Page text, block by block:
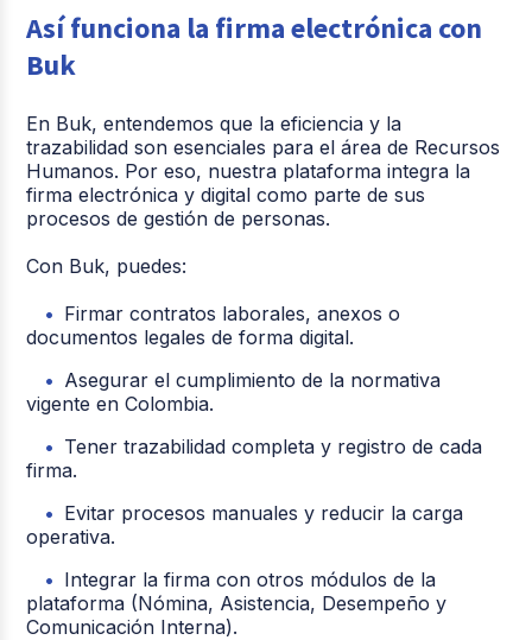
Así funciona la firma electrónica con
Buk
En Buk, entendemos que la eficiencia y la
trazabilidad son esenciales para el área de Recursos
Humanos. Por eso, nuestra plataforma integra la
firma electrónica y digital como parte de sus
procesos de gestión de personas.
Con Buk, puedes:
Firmar contratos laborales, anexos o
documentos legales de forma digital.
Asegurar el cumplimiento de la normativa
vigente en Colombia.
Tener trazabilidad completa y registro de cada
firma.
Evitar procesos manuales y reducir la carga
operativa.
Integrar la firma con otros módulos de la
plataforma (Nómina, Asistencia, Desempeño y
Comunicación Interna).